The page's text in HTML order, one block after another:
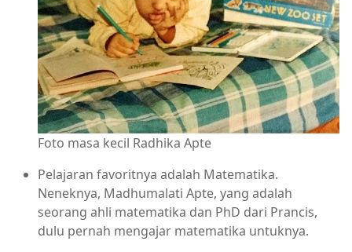
Foto masa kecil Radhika Apte
Pelajaran favoritnya adalah Matematika.
Neneknya, Madhumalati Apte, yang adalah
seorang ahli matematika dan PhD dari Prancis,
dulu pernah mengajar matematika untuknya.